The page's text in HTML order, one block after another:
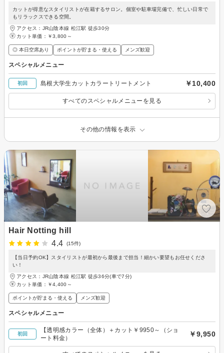
カットが得意なスタイリストが在籍するサロン。個室や駐車場完備で、忙しい日常で
もリラックスできる空間。
アクセス：JR山陰本線 松江駅 徒歩30分
カット単価： ￥3,800～
◎ 本日空席あり ポイントが貯まる・使える メンズ歓迎
スペシャルメニュー
初回 島根大学生カットカラートリートメント ￥10,400
すべてのスペシャルメニューを見る
その他の情報を表示
Hair Notting hill
4.4
(15件)
【当日予約OK】スタイリストが最初から最後まで担当！細かい要望もお任せくださ
い！
アクセス：JR山陰本線 松江駅 徒歩36分(車で7分)
カット単価： ￥4,400～
ポイントが貯まる・使える メンズ歓迎
スペシャルメニュー
初回
【透明感カラー（全体）＋カット￥9950～（ショ
ート料金）
￥9,950